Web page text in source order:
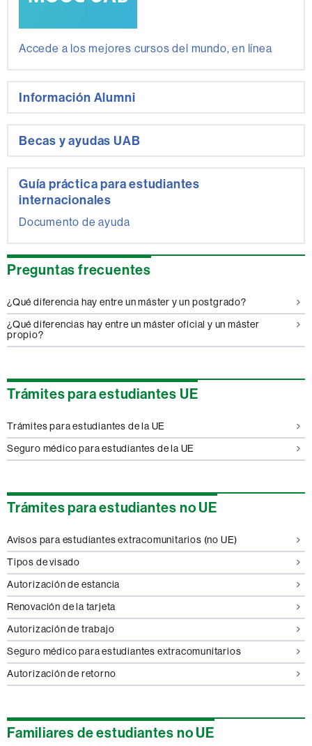
Accede a los mejores cursos del mundo, en línea
Información Alumni
Becas y ayudas UAB
Guía práctica para estudiantes
internacionales
Documento de ayuda
Preguntas frecuentes
¿Qué diferencia hay entre un máster y un postgrado?
¿Qué diferencias hay entre un máster oficial y un máster
propio?
Trámites para estudiantes UE
Trámites para estudiantes de la UE
Seguro médico para estudiantes de la UE
Trámites para estudiantes no UE
Avisos para estudiantes extracomunitarios (no UE)
Tipos de visado
Autorización de estancia
Renovación de la tarjeta
Autorización de trabajo
Seguro médico para estudiantes extracomunitarios
Autorización de retorno
Familiares de estudiantes no UE